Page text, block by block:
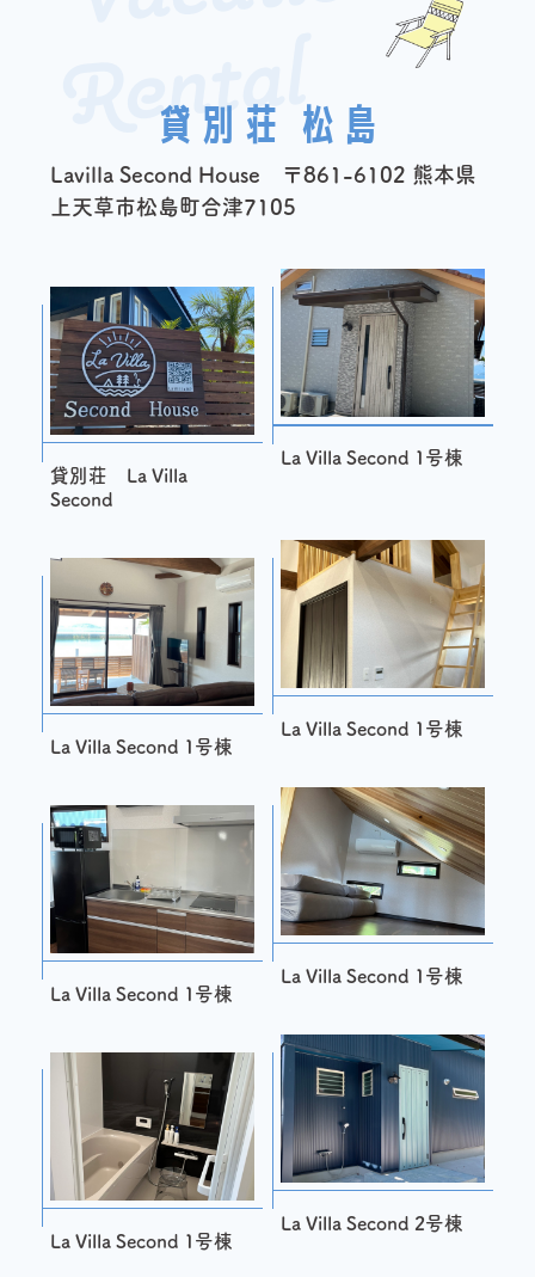
Al
貸別荘 松島
Lavilla Second House 〒861-6102 熊本県
上天草市松島町合津7105
貸別荘 La Villa
Second
La Villa Second 1号棟
La Villa Second 1号棟
La Villa Second 1号棟
La Villa Second 1号棟
La Villa Second 1号棟
La Villa Second 1号棟
La Villa Second 2号棟